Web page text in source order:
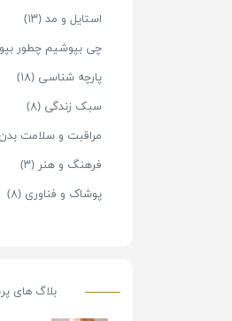
استایل و مد (۱۳)
چی بپوشیم چطور
پارچه شناسی (۱۸)
سبک زندگی (۸)
مراقبت و سلامت بدن
فرهنگ و هنر (۳)
پوشاک و فناوری (۸)
بلاگ های